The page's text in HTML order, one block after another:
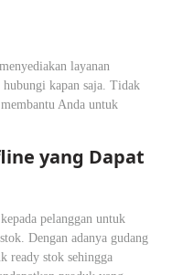
layanan
kapan saja. Tidak
Anda untuk
yang Dapat
pelanggan untuk
Dengan adanya gudang
ready stok sehingga